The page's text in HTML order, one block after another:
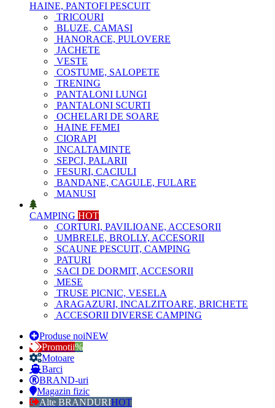
HAINE, PANTOFI PESCUIT
TRICOURI
BLUZE, CAMASI
HANORACE, PULOVERE
JACHETE
VESTE
COSTUME, SALOPETE
TRENING
PANTALONI LUNGI
PANTALONI SCURTI
OCHELARI DE SOARE
HAINE FEMEI
CIORAPI
INCALTAMINTE
SEPCI, PALARII
FESURI, CACIULI
BANDANE, CAGULE, FULARE
MANUSI
CAMPING HOT
CORTURI, PAVILIOANE, ACCESORII
UMBRELE, BROLLY, ACCESORII
SCAUNE PESCUIT, CAMPING
PATURI
SACI DE DORMIT, ACCESORII
MESE
TRUSE PICNIC, VESELA
ARAGAZURI, INCALZITOARE, BRICHETE
ACCESORII DIVERSE CAMPING
Produse noiNEW
Promotii%
Motoare
Barci
BRAND-uri
Magazin fizic
Alte BRANDURIHOT